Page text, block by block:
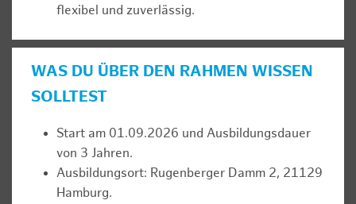
flexibel und zuverlässig.
WAS DU ÜBER DEN RAHMEN WISSEN
SOLLTEST
Start am 01.09.2026 und Ausbildungsdauer
von 3 Jahren.
Ausbildungsort: Rugenberger Damm 2, 21129
Hamburg.